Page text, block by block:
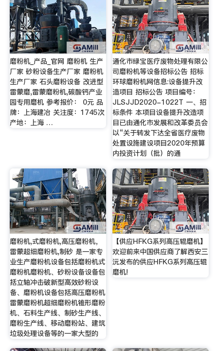
磨粉机_产品_官网 磨粉机 生产
厂家 砂粉设备生产厂家 磨粉机
生产厂家 石头磨粉设备 改进型
雷蒙磨,雷蒙磨粉机,碳酸钙产业
园专用磨机 参考报价： 0元 品
牌：上海建冶 关注度：1745次
产地：上海 …
通化市绿宝医疗废物处理有限公
司磨粉机等设备招标公告 招标
环球磨粉机网信息:设备提升改
造项目 招标公告 项目编号：
JLSJJD2020-1022T 一、招
标条件 本项目设备提升改造项
目已由通化市发展和改革委员会
以“关于转发下达全省医疗废物
处置设施建设项目2020年预算
内投资计划（批）的通
磨粉机,式磨粉机,高压磨粉机，
雷蒙超细磨粉机,制砂 是一家专
业生产磨粉机设备包括磨粉机式
磨粉机磨粉机、砂粉设备设备包
括立轴冲击破新型高效砂粉设
备、磨粉机设备包括高压磨粉机
雷蒙磨粉机超细磨粉机锥形磨粉
机、石料生产线、制砂生产线、
磨粉生产线、移动磨粉站、建筑
垃圾处理设备等的一家大型的
【供应HFKG系列高压辊磨机】
欢迎前来中国供应商了解西安三
沅发布的供应HFKG系列高压辊
磨机!